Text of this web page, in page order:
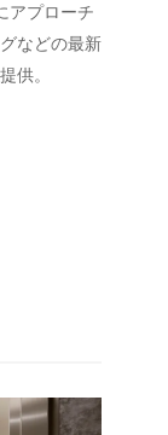
アプローチ
などの最新
供。